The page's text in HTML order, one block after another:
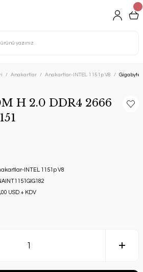
Anakartlar Anakartlar-INTEL 1151p V8 Gigabyte
H 2.0 DDR4 2666
INTEL 1151p V8
USD + KDV